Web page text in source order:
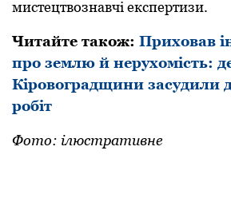
мистецтвознавчі експертизи.
Читайте також: Приховав
про землю й нерухомість:
Кіровоградщини засудили
робіт
Фото: ілюстративне